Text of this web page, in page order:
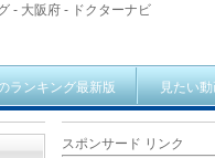
- 大阪府 - ドクターナビ
ランキング最新版 見たい
スポンサード リンク